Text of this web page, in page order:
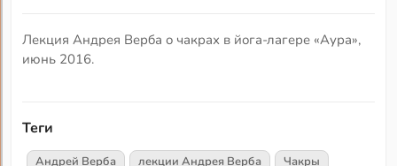
Лекция Андрея Верба о чакрах в йога-лагере «Аура»,
июнь 2016.
Теги
Андрей Верба лекции Андрея Верба
Чакры